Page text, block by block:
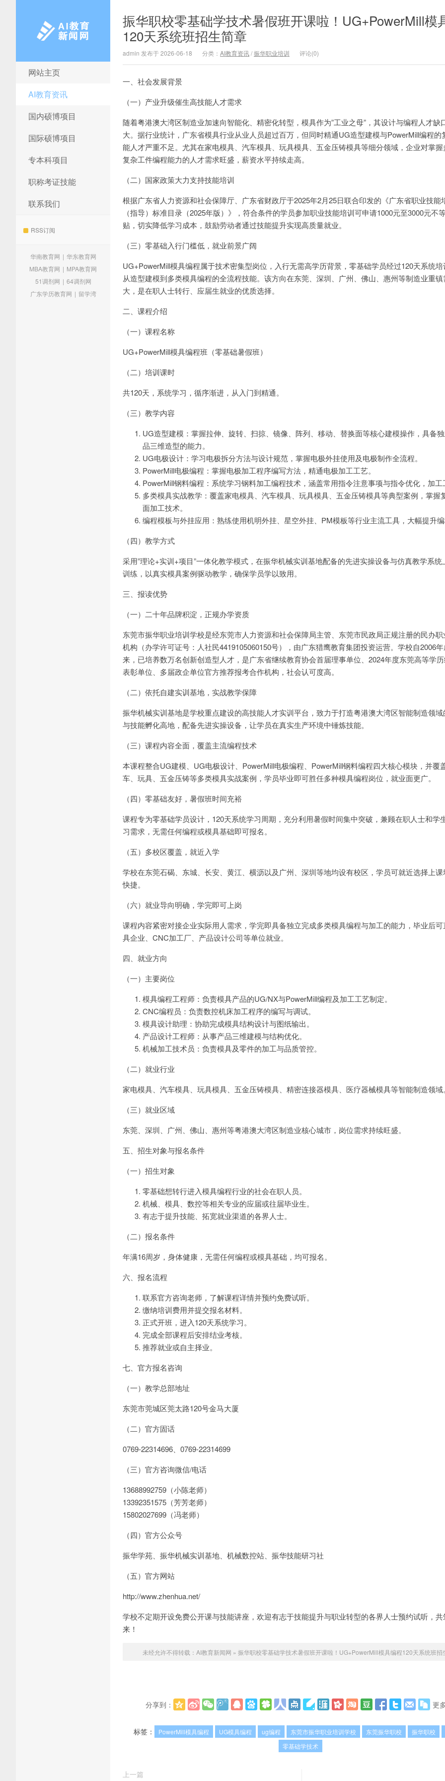
AI教育新闻网
网站主页
AI教育资讯
国内硕博项目
国际硕博项目
专本科项目
职称考证技能
联系我们
RSS订阅
华南教育网 | 华东教育网
MBA教育网 | MPA教育网
51调剂网 | 64调剂网
广东学历教育网 | 留学湾
振华职校零基础学技术暑假班开课啦！UG+PowerMill模
120天系统班招生简章
admin 发布于 2026-06-18 分类： AI教育资讯/振华职业培训 评论(0)
一、社会发展背景
（一）产业升级催生高技能人才需求
随着粤港澳大湾区制造业加速向智能化、精密化转型，模具作为”工业之母”，其设计与编程人才缺
大。据行业统计，广东省模具行业从业人员超过百万，但同时精通UG造型建模与PowerMill编程的
能人才严重不足。尤其在家电模具、汽车模具、玩具模具、五金压铸模具等细分领域，企业对掌握
复杂工件编程能力的人才需求旺盛，薪资水平持续走高。
（二）国家政策大力支持技能培训
根据广东省人力资源和社会保障厅、广东省财政厅于2025年2月25日联合印发的《广东省职业技能
（指导）标准目录（2025年版）》，符合条件的学员参加职业技能培训可申请1000元至3000元不
贴，切实降低学习成本，鼓励劳动者通过技能提升实现高质量就业。
（三）零基础入行门槛低，就业前景广阔
UG+PowerMill模具编程属于技术密集型岗位，入行无需高学历背景，零基础学员经过120天系统
从造型建模到多类模具编程的全流程技能。该方向在东莞、深圳、广州、佛山、惠州等制造业重镇
大，是在职人士转行、应届生就业的优质选择。
二、课程介绍
（一）课程名称
UG+PowerMill模具编程班（零基础暑假班）
（二）培训课时
共120天，系统学习，循序渐进，从入门到精通。
（三）教学内容
UG造型建模：掌握拉伸、旋转、扫掠、镜像、阵列、移动、替换面等核心建模操作，具备
品三维造型的能力。
UG电极设计：学习电极拆分方法与设计规范，掌握电极外挂使用及电极制作全流程。
PowerMill电极编程：掌握电极加工程序编写方法，精通电极加工工艺。
PowerMill钢料编程：系统学习钢料加工编程技术，涵盖常用指令注意事项与指令优化，加工
多类模具实战教学：覆盖家电模具、汽车模具、玩具模具、五金压铸模具等典型案例，掌握
面加工技术。
编程模板与外挂应用：熟练使用机明外挂、星空外挂、PM模板等行业主流工具，大幅提升编
（四）教学方式
采用”理论+实训+项目”一体化教学模式，在振华机械实训基地配备的先进实操设备与仿真教学系统
训练，以真实模具案例驱动教学，确保学员学以致用。
三、报读优势
（一）二十年品牌积淀，正规办学资质
东莞市振华职业培训学校是经东莞市人力资源和社会保障局主管、东莞市民政局正规注册的民办
机构（办学许可证号：人社民4419105060150号），由广东猎鹰教育集团投资运营。学校自2006年
来，已培养数万名创新创造型人才，是广东省继续教育协会首届理事单位、2024年度东莞高等学
表彰单位、多届政企单位官方推荐报考合作机构，社会认可度高。
（二）依托自建实训基地，实战教学保障
振华机械实训基地是学校重点建设的高技能人才实训平台，致力于打造粤港澳大湾区智能制造领
与技能孵化高地，配备先进实操设备，让学员在真实生产环境中锤炼技能。
（三）课程内容全面，覆盖主流编程技术
本课程整合UG建模、UG电极设计、PowerMill电极编程、PowerMill钢料编程四大核心模块，并覆
车、玩具、五金压铸等多类模具实战案例，学员毕业即可胜任多种模具编程岗位，就业面更广。
（四）零基础友好，暑假班时间充裕
课程专为零基础学员设计，120天系统学习周期，充分利用暑假时间集中突破，兼顾在职人士和学
习需求，无需任何编程或模具基础即可报名。
（五）多校区覆盖，就近入学
学校在东莞石碣、东城、长安、黄江、横沥以及广州、深圳等地均设有校区，学员可就近选择上
快捷。
（六）就业导向明确，学完即可上岗
课程内容紧密对接企业实际用人需求，学完即具备独立完成多类模具编程与加工的能力，毕业后
具企业、CNC加工厂、产品设计公司等单位就业。
四、就业方向
（一）主要岗位
模具编程工程师：负责模具产品的UG/NX与PowerMill编程及加工工艺制定。
CNC编程员：负责数控机床加工程序的编写与调试。
模具设计助理：协助完成模具结构设计与图纸输出。
产品设计工程师：从事产品三维建模与结构优化。
机械加工技术员：负责模具及零件的加工与品质管控。
（二）就业行业
家电模具、汽车模具、玩具模具、五金压铸模具、精密连接器模具、医疗器械模具等智能制造领域。
（三）就业区域
东莞、深圳、广州、佛山、惠州等粤港澳大湾区制造业核心城市，岗位需求持续旺盛。
五、招生对象与报名条件
（一）招生对象
零基础想转行进入模具编程行业的社会在职人员。
机械、模具、数控等相关专业的应届或往届毕业生。
有志于提升技能、拓宽就业渠道的各界人士。
（二）报名条件
年满16周岁，身体健康，无需任何编程或模具基础，均可报名。
六、报名流程
联系官方咨询老师，了解课程详情并预约免费试听。
缴纳培训费用并提交报名材料。
正式开班，进入120天系统学习。
完成全部课程后安排结业考核。
推荐就业或自主择业。
七、官方报名咨询
（一）教学总部地址
东莞市莞城区莞太路120号金马大厦
（二）官方固话
0769-22314696、0769-22314699
（三）官方咨询微信/电话
13688992759（小陈老师）
13392351575（芳芳老师）
15802027699（冯老师）
（四）官方公众号
振华学苑、振华机械实训基地、机械数控站、振华技能研习社
（五）官方网站
http://www.zhenhua.net/
学校不定期开设免费公开课与技能讲座，欢迎有志于技能提升与职业转型的各界人士预约试听，共
来！
未经允许不得转载： AI教育新闻网 » 振华职校零基础学技术暑假班开课啦！UG+PowerMill模具编程120天系统班招
分享到： 更
标签： PowerMill模具编程 UG模具编程 ug编程 东莞市振华职业培训学校 东莞振华职校 振华职校
零基础学技术
上一篇